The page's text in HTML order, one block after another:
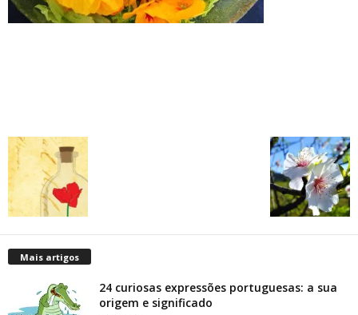
Mais artigos
24 curiosas expressões portuguesas: a sua
origem e significado